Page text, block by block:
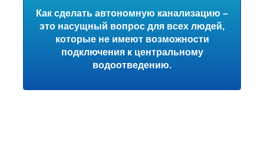
Как сделать автономную канализацию –
это насущный вопрос для всех людей,
которые не имеют возможности
подключения к центральному
водоотведению.